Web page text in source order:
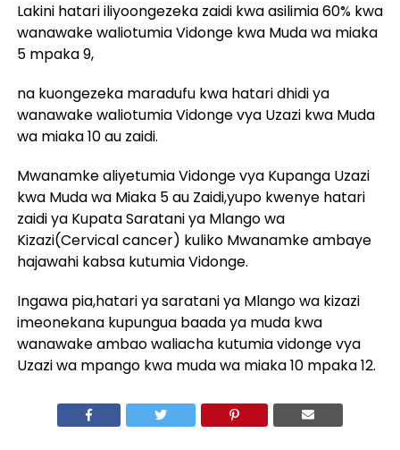
Lakini hatari iliyoongezeka zaidi kwa asilimia 60% kwa
wanawake waliotumia Vidonge kwa Muda wa miaka
5 mpaka 9,
na kuongezeka maradufu kwa hatari dhidi ya
wanawake waliotumia Vidonge vya Uzazi kwa Muda
wa miaka 10 au zaidi.
Mwanamke aliyetumia Vidonge vya Kupanga Uzazi
kwa Muda wa Miaka 5 au Zaidi,yupo kwenye hatari
zaidi ya Kupata Saratani ya Mlango wa
Kizazi(Cervical cancer) kuliko Mwanamke ambaye
hajawahi kabsa kutumia Vidonge.
Ingawa pia,hatari ya saratani ya Mlango wa kizazi
imeonekana kupungua baada ya muda kwa
wanawake ambao waliacha kutumia vidonge vya
Uzazi wa mpango kwa muda wa miaka 10 mpaka 12.